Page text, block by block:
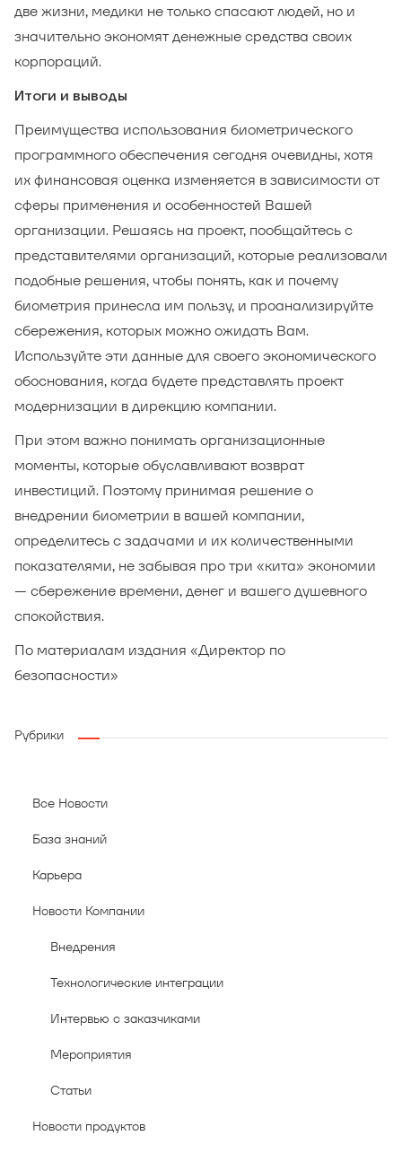
две жизни, медики не только спасают людей, но и
значительно экономят денежные средства своих
корпораций.
Итоги и выводы
Преимущества использования биометрического
программного обеспечения сегодня очевидны, хотя
их финансовая оценка изменяется в зависимости от
сферы применения и особенностей Вашей
организации. Решаясь на проект, пообщайтесь с
представителями организаций, которые реализовали
подобные решения, чтобы понять, как и почему
биометрия принесла им пользу, и проанализируйте
сбережения, которых можно ожидать Вам.
Используйте эти данные для своего экономического
обоснования, когда будете представлять проект
модернизации в дирекцию компании.
При этом важно понимать организационные
моменты, которые обуславливают возврат
инвестиций. Поэтому принимая решение о
внедрении биометрии в вашей компании,
определитесь с задачами и их количественными
показателями, не забывая про три «кита» экономии
— сбережение времени, денег и вашего душевного
спокойствия.
По материалам издания «Директор по
безопасности»
Рубрики
Все Новости
База знаний
Карьера
Новости Компании
Внедрения
Технологические интеграции
Интервью с заказчиками
Мероприятия
Статьи
Новости продуктов